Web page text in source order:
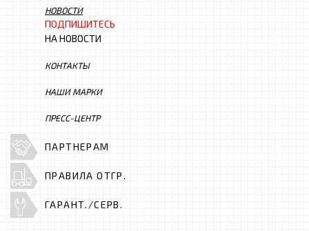
НОВОСТИ
ПОДПИШИТЕСЬ
НА НОВОСТИ
КОНТАКТЫ
НАШИ МАРКИ
ПРЕСС-ЦЕНТР
ПАРТНЕРАМ
ПРАВИЛА ОТГР.
ГАРАНТ./СЕРВ.